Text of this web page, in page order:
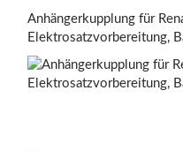
Anhängerkupplung für
Elektrosatzvorbereitung,